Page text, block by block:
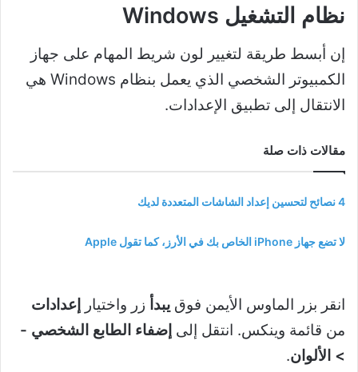
نظام التشغيل Windows
إن أبسط طريقة لتغيير لون شريط المهام على جهاز
الكمبيوتر الشخصي الذي يعمل بنظام Windows هي
الانتقال إلى تطبيق الإعدادات.
مقالات ذات صلة
4 نصائح لتحسين إعداد الشاشات المتعددة لديك
لا تضع جهاز iPhone الخاص بك في الأرز، كما تقول Apple
انقر بزر الماوس الأيمن فوق يبدأ زر واختيار إعدادات
من قائمة وينكس. انتقل إلى إضفاء الطابع الشخصي -
> الألوان.